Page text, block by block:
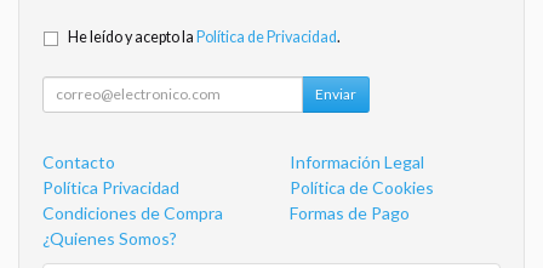
He leído y acepto la Política de Privacidad.
Enviar
Contacto
Información Legal
Política Privacidad
Política de Cookies
Condiciones de Compra
Formas de Pago
¿Quienes Somos?